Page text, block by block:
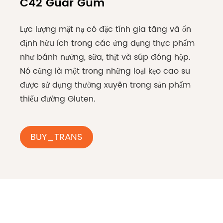
Lực lượng mặt nạ có đặc tính gia tăng và ổn
định hữu ích trong các ứng dụng thực phẩm
như bánh nướng, sữa, thịt và súp đóng hộp.
Nó cũng là một trong những loại kẹo cao su
được sử dụng thường xuyên trong sản phẩm
thiếu đường Gluten.
BUY_TRANS